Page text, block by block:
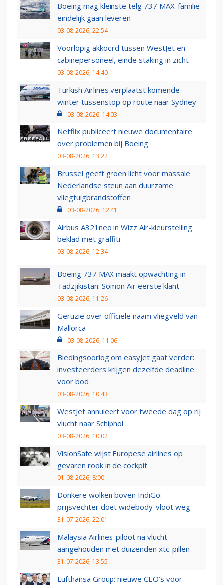
Boeing mag kleinste telg 737 MAX-familie
eindelijk gaan leveren
03-08-2026, 22:54
Voorlopig akkoord tussen WestJet en
cabinepersoneel, einde staking in zicht
03-08-2026, 14:40
Turkish Airlines verplaatst komende
winter tussenstop op route naar Sydney
03-08-2026, 14:03
Netflix publiceert nieuwe documentaire
over problemen bij Boeing
03-08-2026, 13:22
Brussel geeft groen licht voor massale
Nederlandse steun aan duurzame
vliegtuigbrandstoffen
03-08-2026, 12:41
Airbus A321neo in Wizz Air-kleurstelling
beklad met graffiti
03-08-2026, 12:34
Boeing 737 MAX maakt opwachting in
Tadzjikistan: Somon Air eerste klant
03-08-2026, 11:26
Geruzie over officiële naam vliegveld van
Mallorca
03-08-2026, 11:06
Biedingsoorlog om easyJet gaat verder:
investeerders krijgen dezelfde deadline
voor bod
03-08-2026, 10:43
WestJet annuleert voor tweede dag op rij
vlucht naar Schiphol
03-08-2026, 10:02
VisionSafe wijst Europese airlines op
gevaren rook in de cockpit
01-08-2026, 8:00
Donkere wolken boven IndiGo:
prijsvechter doet widebody-vloot weg
31-07-2026, 22:01
Malaysia Airlines-piloot na vlucht
aangehouden met duizenden xtc-pillen
31-07-2026, 13:55
Lufthansa Group: nieuwe CEO’s voor